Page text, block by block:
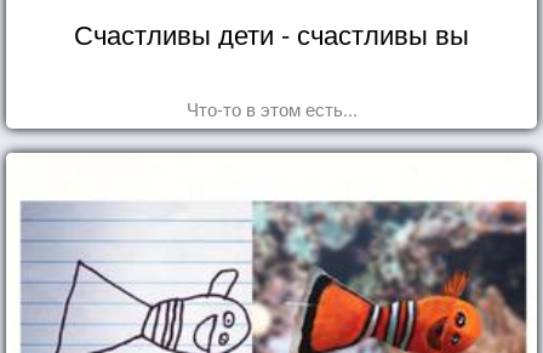
Счастливы дети - счастливы вы
Что-то в этом есть...